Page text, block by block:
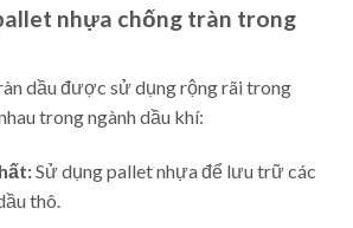
nhựa chống tràn trong
dầu được sử dụng rộng rãi trong
trong ngành dầu khí:
Sử dụng pallet nhựa để lưu trữ các
thô.